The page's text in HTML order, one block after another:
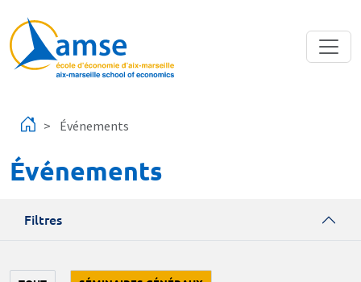
Événements
Événements
Filtres